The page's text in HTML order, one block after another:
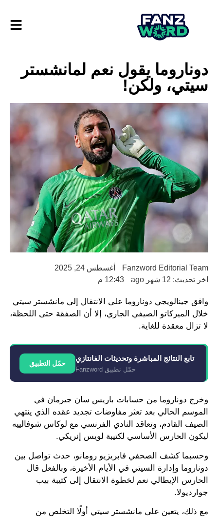
دوناروما يقول نعم لمانشستر
سيتي، ولكن!
Fanzword Editorial Team
أغسطس 24, 2025
اخر تحديث: 12 شهر ago
12:43 م
وافق جينالويجي دوناروما على الانتقال إلى مانشستر سيتي
خلال الميركاتو الصيفي الجاري، إلا أن الصفقة حتى اللحظة،
لا تزال معقدة للغاية.
تابع النتائج المباشرة وتحديثات الفانتازي
حمّل تطبيق Fanzword
حمّل التطبيق
وخرج دوناروما من حسابات باريس سان جيرمان في
الموسم الحالي بعد تعثر مفاوضات تجديد عقده الذي ينتهي
الصيف القادم، وتعاقد النادي الفرنسي مع لوكاس شوفالييه
ليكون الحارس الأساسي لكتيبة لويس إنريكي.
وحسبما كشف الصحفي فابريزيو رومانو، حدث تواصل بين
دوناروما وإدارة السيتي في الأيام الأخيرة، وبالفعل قال
الحارس الإيطالي نعم لخطوة الانتقال إلى كتيبة بيب
جوارديولا.
مع ذلك، يتعين على مانشستر سيتي أولًا التخلص من